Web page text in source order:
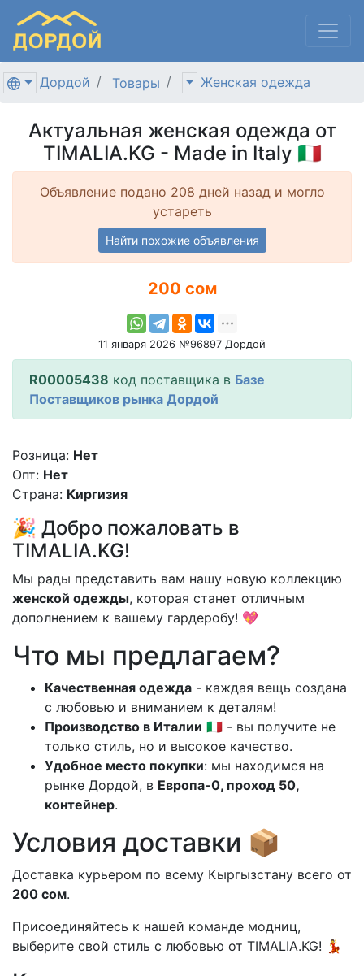
Дордой Товары Женская одежда
Актуальная женская одежда от
TIMALIA.KG - Made in Italy 🇮🇹
Объявление подано 208 дней назад и могло
устареть
Найти похожие объявления
200 сом
11 января 2026 №96897 Дордой
R00005438 код поставщика в Базе
Поставщиков рынка Дордой
Розница: Нет
Опт: Нет
Страна: Киргизия
🎉 Добро пожаловать в
TIMALIA.KG!
Мы рады представить вам нашу новую коллекцию
женской одежды, которая станет отличным
дополнением к вашему гардеробу! 💖
Что мы предлагаем?
Качественная одежда - каждая вещь создана
с любовью и вниманием к деталям!
Производство в Италии 🇮🇹 - вы получите не
только стиль, но и высокое качество.
Удобное место покупки: мы находимся на
рынке Дордой, в Европа-0, проход 50,
контейнер.
Условия доставки 📦
Доставка курьером по всему Кыргызстану всего от
200 сом.
Присоединяйтесь к нашей команде модниц,
выберите свой стиль с любовью от TIMALIA.KG! 💃